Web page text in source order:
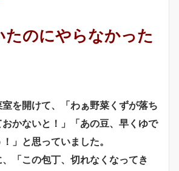
たのにやらなかった
を開けて、「わぁ野菜くずが落ち
かないと！」「あの豆、早くゆで
」と思っていました。
「この包丁、切れなくなってき